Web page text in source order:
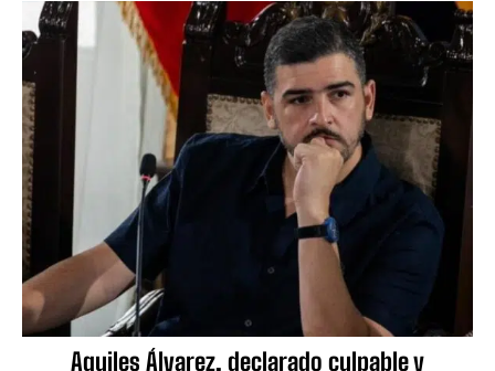
Aquiles Álvarez, declarado culpable y